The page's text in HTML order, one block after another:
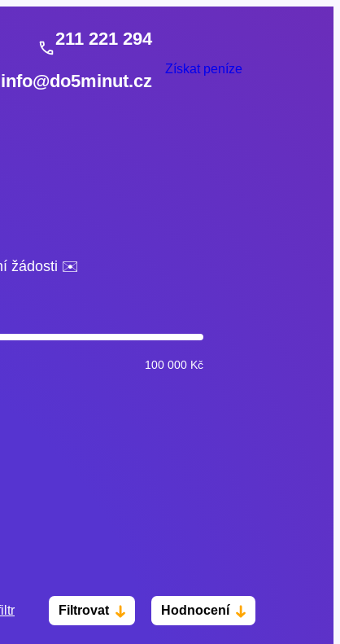
211 221 294
info@do5minut.cz
Získat peníze
žádosti ✉️
100 000 Kč
Filtrovat Hodnocení